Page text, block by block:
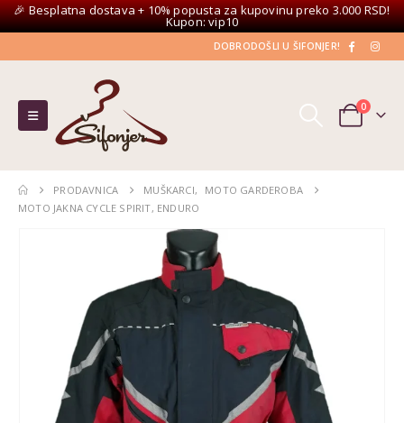
🎉 Besplatna dostava + 10% popusta za kupovinu preko 3.000 RSD!
Kupon: vip10
DOBRODOŠLI U ŠIFONJER!
0
PRODAVNICA MUŠKARCI,
MOTO GARDEROBA
MOTO JAKNA CYCLE SPIRIT, ENDURO